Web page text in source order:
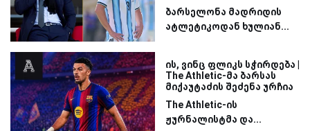
ბარსელონა მადრიდის
ატლეტიკოდან ხულიან...
ის, ვინც ფლიკს სჭირდება |
The Athletic-მა ბარსას
მიქაუტაძის შეძენა ურჩია
The Athletic-ის
ჟურნალისტმა და...